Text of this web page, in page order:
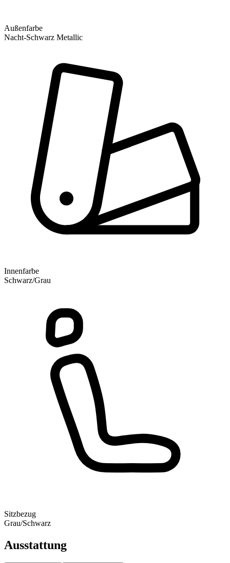
Außenfarbe
Nacht-Schwarz Metallic
Innenfarbe
Schwarz/Grau
Sitzbezug
Grau/Schwarz
Ausstattung